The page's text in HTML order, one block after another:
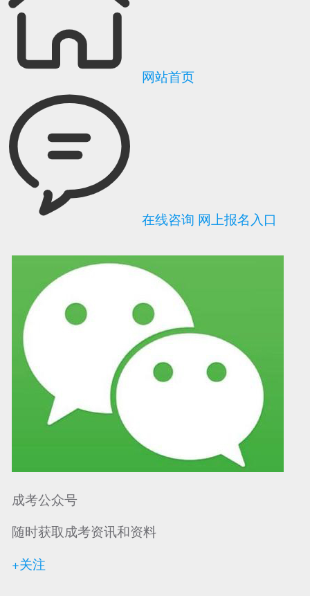
可信网站信用评 网络警察提醒你 诚信网站
网站首页
在线咨询 网上报名入口
成考公众号
随时获取成考资讯和资料
+关注